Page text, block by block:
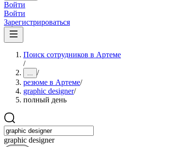
Войти
Войти
Зарегистрироваться
Поиск сотрудников в Артеме
/
... /
резюме в Артеме/
graphic designer/
полный день
graphic designer